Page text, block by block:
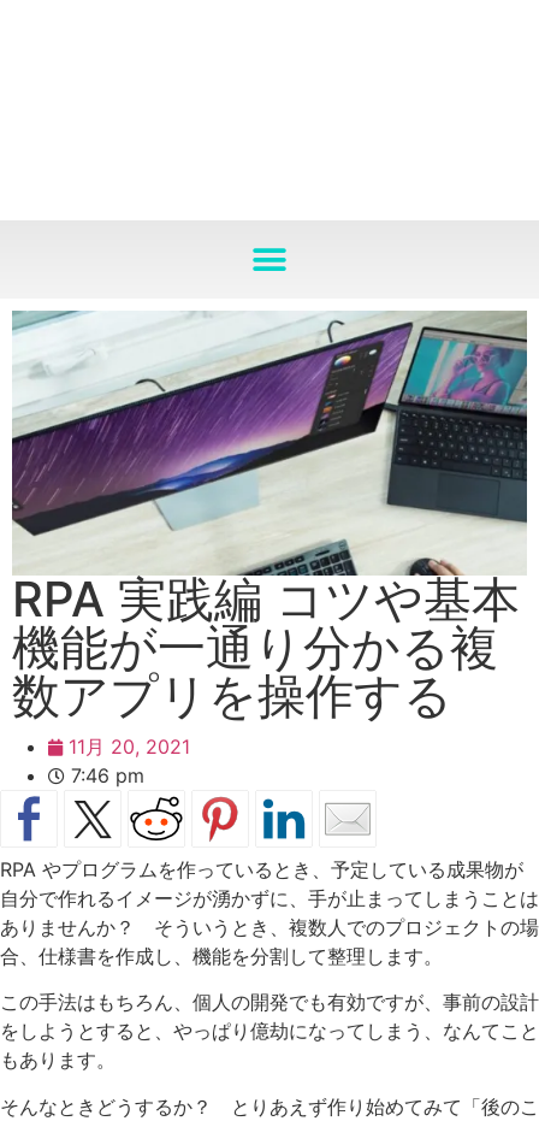
RPA 実践編 コツや基本
機能が一通り分かる複
数アプリを操作する
11月 20, 2021
7:46 pm
RPA やプログラムを作っているとき、予定している成果物が
自分で作れるイメージが湧かずに、手が止まってしまうことは
ありませんか？ そういうとき、複数人でのプロジェクトの場
合、仕様書を作成し、機能を分割して整理します。
この手法はもちろん、個人の開発でも有効ですが、事前の設計
をしようとすると、やっぱり億劫になってしまう、なんてこと
もあります。
そんなときどうするか？ とりあえず作り始めてみて「後のこ